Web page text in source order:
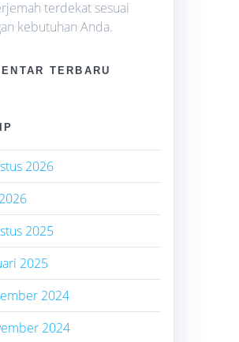
terdekat sesuai
kebutuhan Anda.
TERBARU
2026
2025
2025
2024
2024